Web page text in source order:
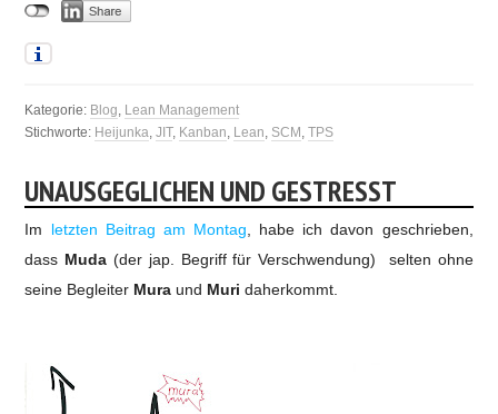
Kategorie: Blog, Lean Management
Stichworte: Heijunka,JIT, Kanban, Lean, SCM ,TPS
UNAUSGEGLICHEN UND GESTRESST
Im letzten Beitrag am Montag , habe ich davon geschrieben,
dass Muda (der jap. Begriff für Verschwendung) selten ohne
seine Begleiter Mura und Muri daherkommt.